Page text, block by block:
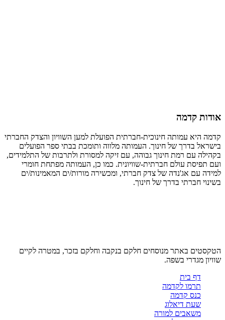
אודות קדמה
קדמה היא עמותה חינוכית-חברתית הפועלת למען השוויון והצדק החברתי
בישראל בדרך של חינוך. העמותה מלווה ותומכת בבתי ספר הפועלים
בקהילה עם רמת חינוך גבוהה, עם זיקה למסורת ולתרבות של התלמידים,
ועם תפיסת עולם חברתית-שוויונית. כמו כן, העמותה מפתחת חומרי
למידה עם אג'נדה של צדק חברתי, ומכשירה מורות/ים המאמינות/ים
בשינוי חברתי בדרך של חינוך.
הטקסטים באתר מנוסחים חלקם בנקבה וחלקם בזכר, במטרה לקיים
שוויון מגדרי בשפה.
דף בית
תרמו לקדמה
כנס קדמה
שעת דיאלוג
משאבים למורה